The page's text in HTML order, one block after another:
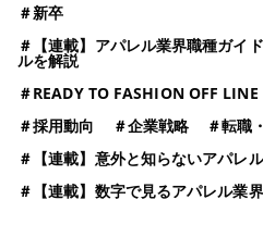
＃新卒
＃ 【連載】アパレル業界職種ガイ
ルを解説
＃READY TO FASHION OFF LINE
＃採用動向 ＃企業戦略 ＃転職
＃ 【連載】意外と知らないアパレ
＃ 【連載】数字で見るアパレル業界